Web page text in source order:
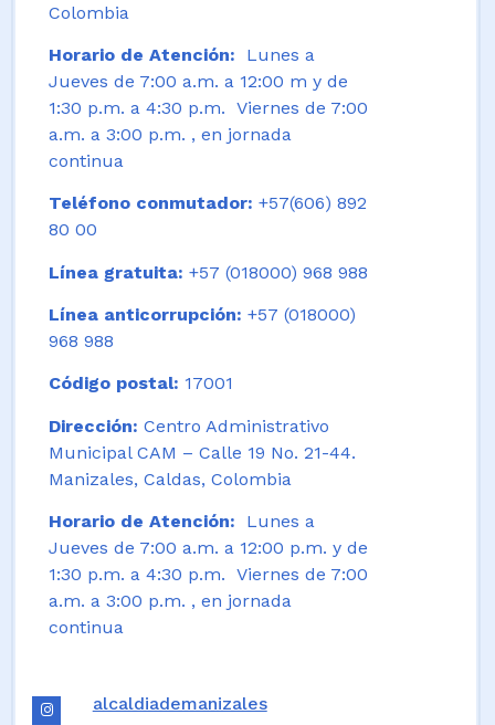
Colombia
Horario de Atención:
Lunes a
Jueves de 7:00 a.m. a 12:00 m y de
1:30 p.m. a 4:30 p.m. Viernes de 7:00
a.m. a 3:00 p.m. , en jornada
continua
Teléfono conmutador: +57(606) 892
80 00
Línea gratuita: +57 (018000) 968 988
Línea anticorrupción: +57 (018000)
968 988
Código postal: 17001
Dirección: Centro Administrativo
Municipal CAM – Calle 19 No. 21-44.
Manizales, Caldas, Colombia
Horario de Atención: Lunes a
Jueves de 7:00 a.m. a 12:00 p.m. y de
1:30 p.m. a 4:30 p.m. Viernes de 7:00
a.m. a 3:00 p.m. , en jornada
continua
alcaldiademanizales